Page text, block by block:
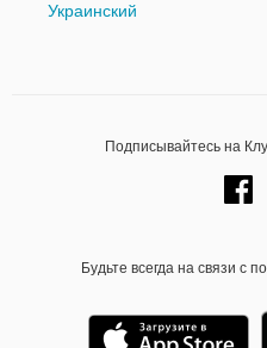
Украинский
Подписывайтесь на
Будьте всегда на связи с